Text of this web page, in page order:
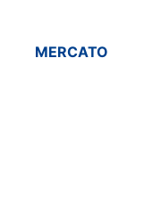
MERCATO